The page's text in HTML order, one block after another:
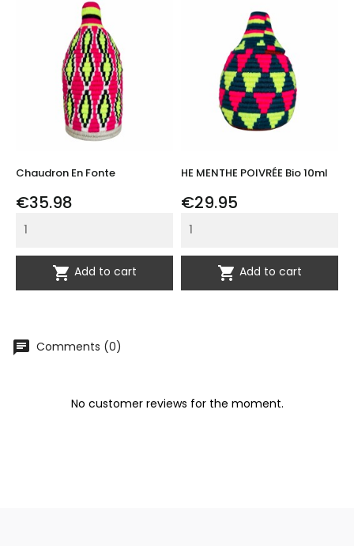
Chaudron En Fonte
Price
€35.98
 Add to cart
HE MENTHE POIVRÉE Bio 10ml
Price
€29.95
 Add to cart
chat Comments (0)
No customer reviews for the moment.